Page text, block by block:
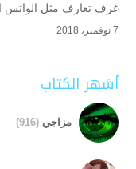
غرف تعارف مثل الواتس
7 نوفمبر، 2018
أشهر الكتاب
مزاجي (916)